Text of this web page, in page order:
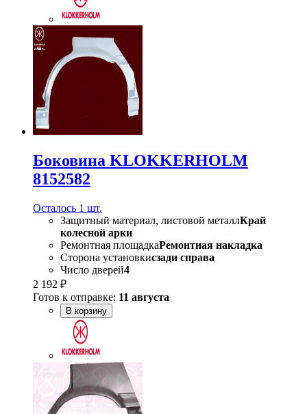
Боковина KLOKKERHOLM
8152582
Осталось 1 шт.
Защитный материал, листовой металлКрай
колесной арки
Ремонтная площадкаРемонтная накладка
Сторона установкисзади справа
Число дверей4
2 192 ₽
Готов к отправке: 11 августа
В корзину